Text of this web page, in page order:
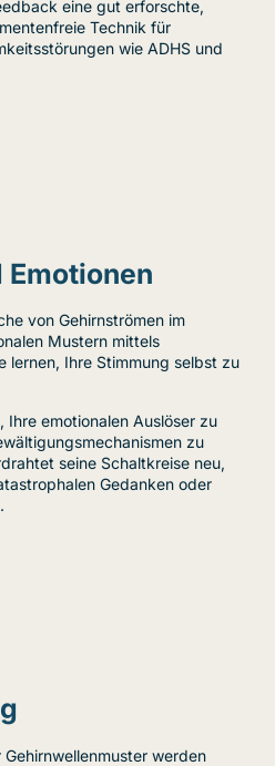
eine gut erforschte,
Technik für
wie ADHS und
Emotionen
von Gehirnströmen im
Mustern mittels
lernen, Ihre Stimmung selbst zu
Ihre emotionalen Auslöser zu
zu
seine Schaltkreise neu,
Gedanken oder
werden